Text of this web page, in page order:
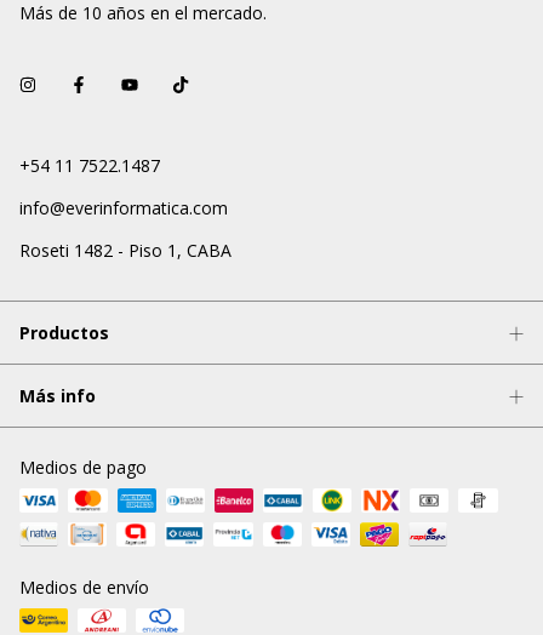
Más de 10 años en el mercado.
+54 11 7522.1487
info@everinformatica.com
Roseti 1482 - Piso 1, CABA
Productos
Más info
Medios de pago
Medios de envío